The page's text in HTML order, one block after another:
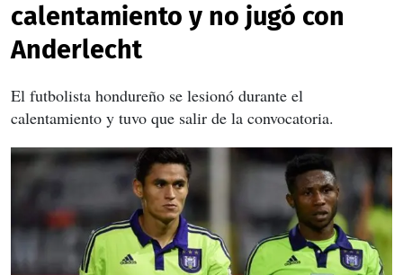
calentamiento y no jugó con
Anderlecht
El futbolista hondureño se lesionó durante el
calentamiento y tuvo que salir de la convocatoria.